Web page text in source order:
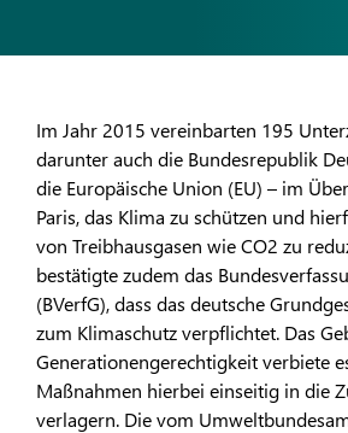
Im Jahr 2015 vereinbarten 195
darunter auch die Bundesrepublik
die Europäische Union (EU) – im
Paris, das Klima zu schützen und
von Treibhausgasen wie CO2 zu
bestätigte zudem das
(BVerfG), dass das deutsche
zum Klimaschutz verpflichtet. Das
Generationengerechtigkeit verbiete
Maßnahmen hierbei einseitig in die
verlagern. Die vom